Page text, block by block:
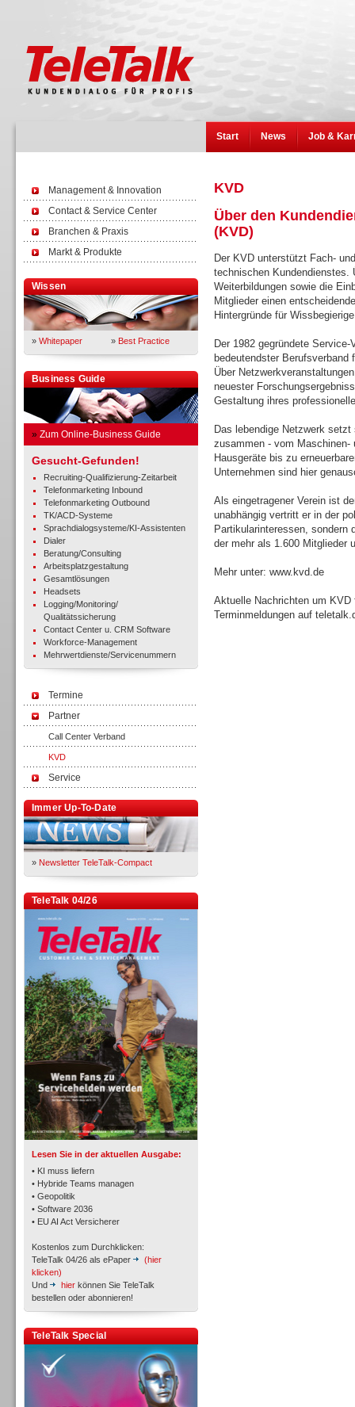
Start News Job &
Management & Innovation
Contact & Service Center
Branchen & Praxis
Markt & Produkte
Wissen
» Whitepaper » Best Practice
Business Guide
» Zum Online-Business Guide
Gesucht-Gefunden!
Recruiting-Qualifizierung-Zeitarbeit
Telefonmarketing Inbound
Telefonmarketing Outbound
TK/ACD-Systeme
Sprachdialogsysteme/KI-Assistenten
Dialer
Beratung/Consulting
Arbeitsplatzgestaltung
Gesamtlösungen
Headsets
Logging/Monitoring/
Qualitätssicherung
Contact Center u. CRM Software
Workforce-Management
Mehrwertdienste/Servicenummern
Termine
Partner
Call Center Verband
KVD
Service
Immer Up-To-Date
» Newsletter TeleTalk-Compact
TeleTalk 04/26
Lesen Sie in der aktuellen Ausgabe:
• KI muss liefern
• Hybride Teams managen
• Geopolitik
• Software 2036
• EU AI Act Versicherer
Kostenlos zum Durchklicken:
TeleTalk 04/26 als ePaper
(hier
klicken)
Und
hier können Sie TeleTalk
bestellen oder abonnieren!
TeleTalk Special
TK- und ACD-Systeme
Workforce-Management
KVD
Über den
(KVD)
Der KVD unterstützt Fach-
technischen Kundendienstes.
Weiterbildungen sowie die
Mitglieder einen
Hintergründe für
Der 1982 gegründete
bedeutendster
Über
neuester
Gestaltung ihres
Das lebendige Netzwerk
zusammen - vom Maschinen-
Hausgeräte bis zu
Unternehmen sind hier
Als eingetragener Verein ist
unabhängig vertritt er in der
Partikularinteressen, sondern
der mehr als 1.600 Mitglieder
Mehr unter: www.kvd.de
Aktuelle Nachrichten um
Terminmeldungen auf